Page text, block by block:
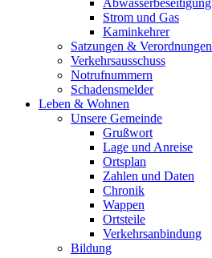
Abwasserbeseitigung
Strom und Gas
Kaminkehrer
Satzungen & Verordnungen
Verkehrsausschuss
Notrufnummern
Schadensmelder
Leben & Wohnen
Unsere Gemeinde
Grußwort
Lage und Anreise
Ortsplan
Zahlen und Daten
Chronik
Wappen
Ortsteile
Verkehrsanbindung
Bildung